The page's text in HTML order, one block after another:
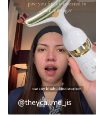
@theycallme_jis